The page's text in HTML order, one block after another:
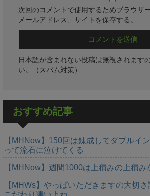
次回のコメントで使用するためブラウザ
メールアドレス、サイトを保存する。
日本語が含まれない投稿は無視されます
い。（スパム対策）
おすすめ記事
【MHNow】150回は錬成してダブルイ
って流石に泣けてくる
【MHNow】週間1000は上積みの上積
【MHWs】やっぱいただきますの大切